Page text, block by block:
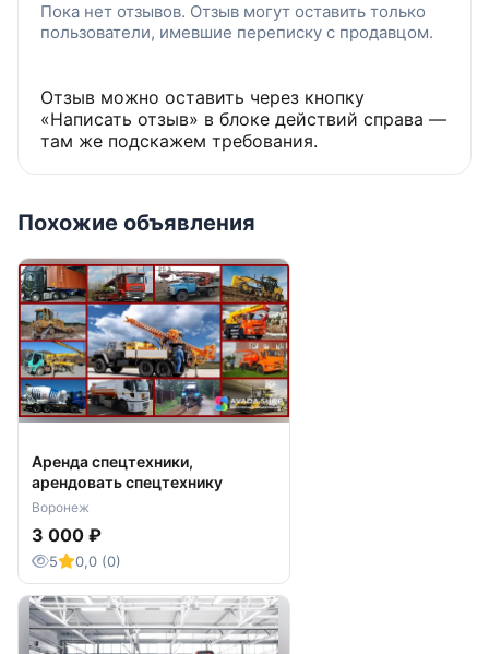
Пока нет отзывов. Отзыв могут оставить только
пользователи, имевшие переписку с продавцом.
Отзыв можно оставить через кнопку
«Написать отзыв» в блоке действий справа —
там же подскажем требования.
Похожие объявления
Аренда спецтехники,
арендовать спецтехнику
Воронеж
3 000 ₽
5 0,0 (0)